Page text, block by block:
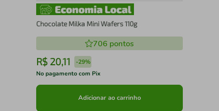
Chocolate Milka Mini Wafers 110g
706 pontos
R$ 20,11 -29%
No pagamento com Pix
Adicionar ao carrinho